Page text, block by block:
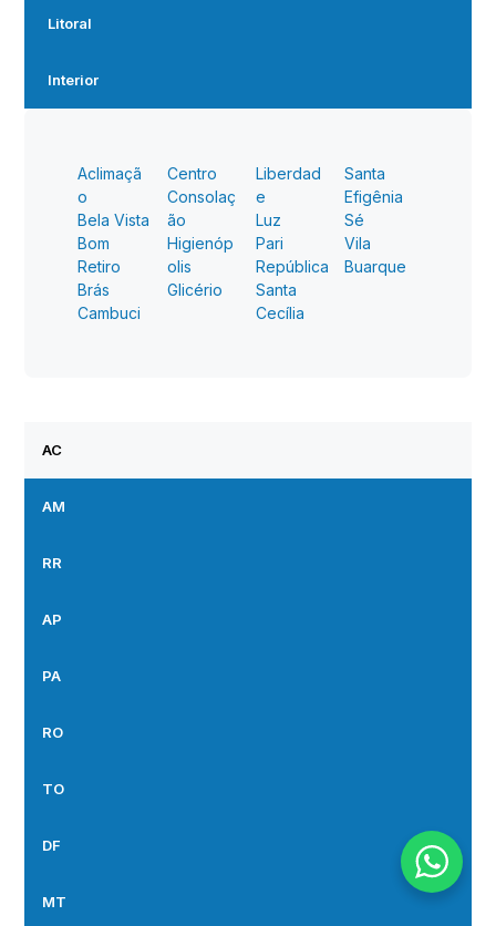
Litoral
Interior
Aclimaçã
o
Bela Vista
Bom
Retiro
Brás
Cambuci
Centro
Consolaç
ão
Higienóp
olis
Glicério
Liberdad
e
Luz
Pari
República
Santa
Cecília
Santa
Efigênia
Sé
Vila
Buarque
AC
AM
RR
AP
PA
RO
TO
DF
MT